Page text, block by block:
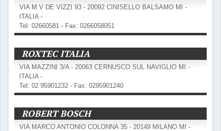
VIA M V DE VIZZI 93 - 20092 CINISELLO BALSAMO MI -
ITALIA -
Tel: 02660581 - Fax: 0266058051
ROXTEC ITALIA
VIA MAZZINI 3/A - 20063 CERNUSCO SUL NAVIGLIO MI -
ITALIA -
Tel: 02 95901232 - Fax: 0295901240
ROBERT BOSCH
VIA MARCO ANTONIO COLONNA 35 - 20149 MILANO MI -